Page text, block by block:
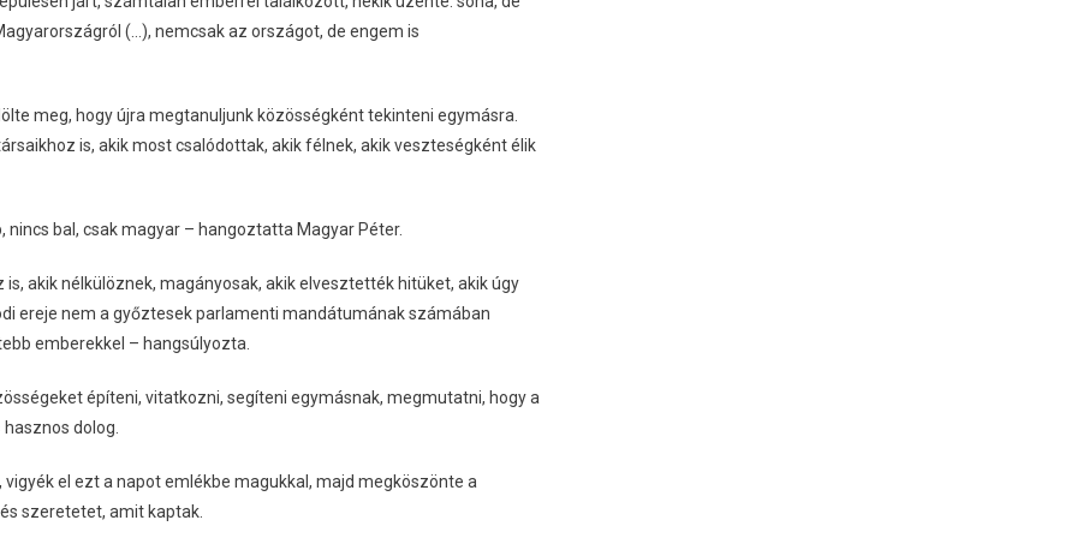
(…), nemcsak az országot, de engem is
meg, hogy újra megtanuljunk közösségként tekinteni egymásra.
is, akik most csalódottak, akik félnek, akik veszteségként élik
bal, csak magyar – hangoztatta Magyar Péter.
akik nélkülöznek, magányosak, akik elvesztették hitüket, akik úgy
ereje nem a győztesek parlamenti mandátumának számában
emberekkel – hangsúlyozta.
építeni, vitatkozni, segíteni egymásnak, megmutatni, hogy a
dolog.
el ezt a napot emlékbe magukkal, majd megköszönte a
szeretetet, amit kaptak.